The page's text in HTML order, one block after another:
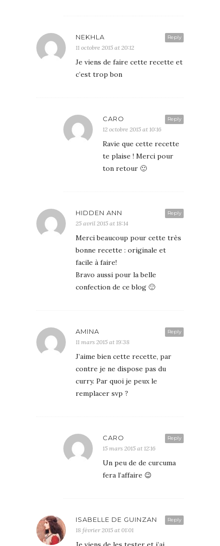
Reply
NEKHLA
11 octobre 2015 at 20:12
Je viens de faire cette recette et
c’est trop bon
Reply
CARO
12 octobre 2015 at 10:16
Ravie que cette recette
te plaise ! Merci pour
ton retour 🙂
Reply
HIDDEN ANN
25 avril 2015 at 18:14
Merci beaucoup pour cette très
bonne recette : originale et
facile à faire!
Bravo aussi pour la belle
confection de ce blog 🙂
Reply
AMINA
11 mars 2015 at 19:38
J’aime bien cette recette, par
contre je ne dispose pas du
curry. Par quoi je peux le
remplacer svp ?
Reply
CARO
15 mars 2015 at 12:16
Un peu de de curcuma
fera l’affaire 😉
Reply
ISABELLE DE GUINZAN
18 février 2015 at 01:01